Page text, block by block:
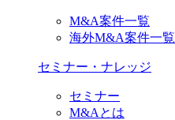
M&A案件一覧
海外M&A案件一覧
セミナー・ナレッジ
セミナー
M&Aとは